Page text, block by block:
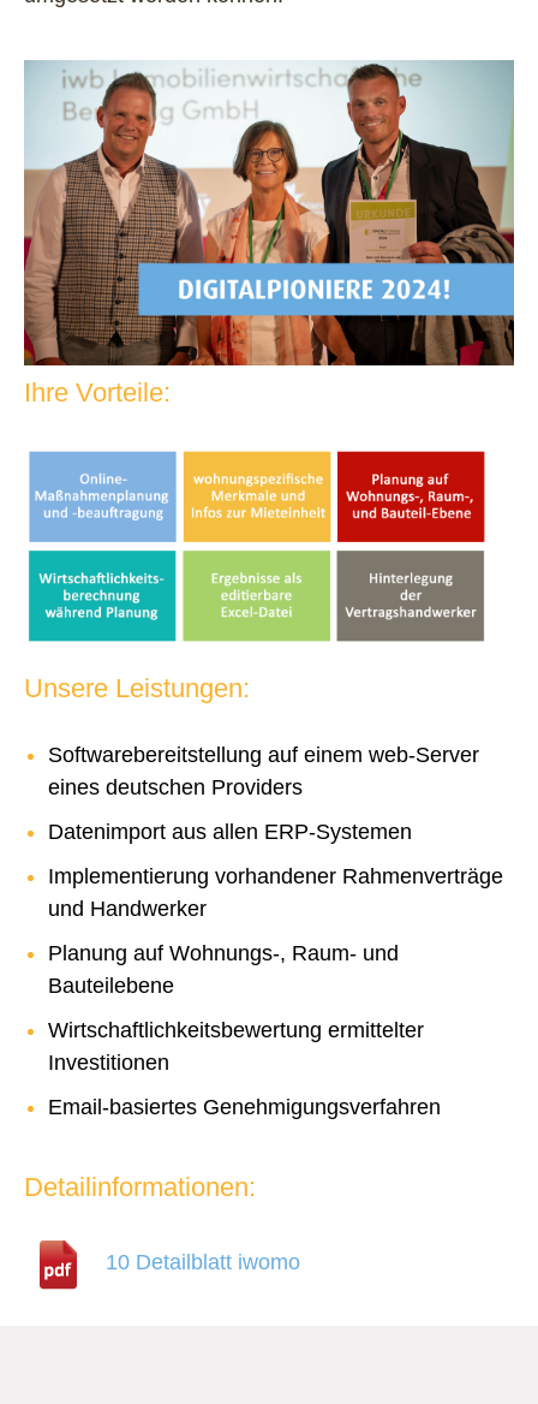
Ihre Vorteile:
Unsere Leistungen:
Softwarebereitstellung auf einem web-Server
eines deutschen Providers
Datenimport aus allen ERP-Systemen
Implementierung vorhandener Rahmenverträge
und Handwerker
Planung auf Wohnungs-, Raum- und
Bauteilebene
Wirtschaftlichkeitsbewertung ermittelter
Investitionen
Email-basiertes Genehmigungsverfahren
Detailinformationen:
10 Detailblatt iwomo